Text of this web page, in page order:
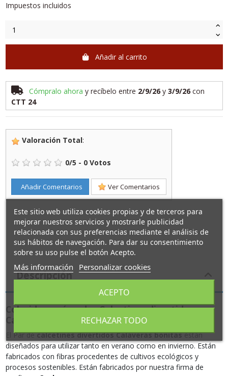
Impuestos incluidos
Añadir al carrito
Cómpralo ahora y recíbelo entre 2/9/26y 3/9/26 con
CTT 24
Valoración Total:
0/5 - 0 Votos
Añadir Comentarios Ver Comentarios
Descripción
Coloridos y cómodos Calcetines divertidos
Calaveras bonitas para mujer
El Par decalcetines divertidos Calaveras bonitasestán
diseñados para utilizar tanto en verano como en invierno. Están
fabricados con fibras procedentes de cultivos ecológicos y
procesos sostenibles. Están fabricados por nuestra firma de
Este sitio web utiliza cookies propias y de terceros para
mejorar nuestros servicios y mostrarle publicidad
relacionada con sus preferencias mediante el análisis de
sus hábitos de navegación. Para dar su consentimiento
sobre su uso pulse el botón Acepto.
Más información Personalizar cookies
RECHAZAR TODO
ACEPTO